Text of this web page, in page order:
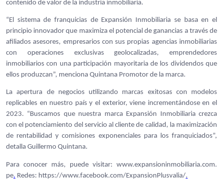
contenido de valor de la industria inmobiliaria.
“El sistema de franquicias de Expansión Inmobiliaria se basa en el
principio innovador que maximiza el potencial de ganancias a través de
afiliados asesores, empresarios con sus propias agencias inmobiliarias
con operaciones exclusivas geolocalizadas, emprendedores
inmobiliarios con una participación mayoritaria de los dividendos que
ellos produzcan”, menciona Quintana Promotor de la marca.
La apertura de negocios utilizando marcas exitosas con modelos
replicables en nuestro país y el exterior, viene incrementándose en el
2023. “Buscamos que nuestra marca Expansión Inmobiliaria crezca
con el potenciamiento del servicio al cliente de calidad, la maximización
de rentabilidad y comisiones exponenciales para los franquiciados”,
detalla Guillermo Quintana.
Para conocer más, puede visitar: www.expansioninmobiliaria.com.
pe. Redes: https://www.facebook.com/ExpansionPlusvalia/.